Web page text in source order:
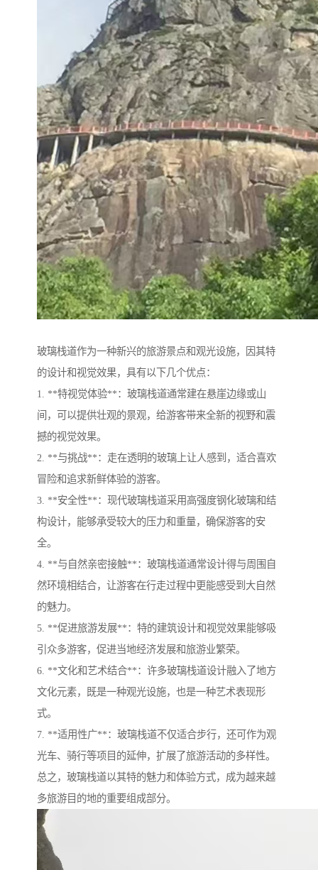
玻璃栈道作为一种新兴的旅游景点和观光设施，因其特
的设计和视觉效果，具有以下几个优点：
1. **特视觉体验**：玻璃栈道通常建在悬崖边缘或山
间，可以提供壮观的景观，给游客带来全新的视野和震
撼的视觉效果。
2. **与挑战**：走在透明的玻璃上让人感到，适合喜欢
冒险和追求新鲜体验的游客。
3. **安全性**：现代玻璃栈道采用高强度钢化玻璃和结
构设计，能够承受较大的压力和重量，确保游客的安
全。
4. **与自然亲密接触**：玻璃栈道通常设计得与周围自
然环境相结合，让游客在行走过程中更能感受到大自然
的魅力。
5. **促进旅游发展**：特的建筑设计和视觉效果能够吸
引众多游客，促进当地经济发展和旅游业繁荣。
6. **文化和艺术结合**：许多玻璃栈道设计融入了地方
文化元素，既是一种观光设施，也是一种艺术表现形
式。
7. **适用性广**：玻璃栈道不仅适合步行，还可作为观
光车、骑行等项目的延伸，扩展了旅游活动的多样性。
总之，玻璃栈道以其特的魅力和体验方式，成为越来越
多旅游目的地的重要组成部分。